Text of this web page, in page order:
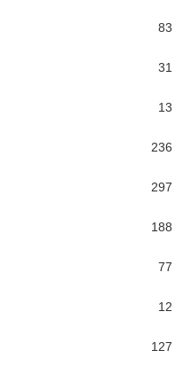
83
31
13
236
297
188
77
12
127